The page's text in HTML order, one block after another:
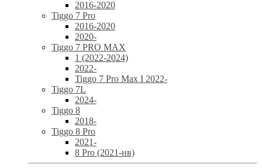
2016-2020
Tiggo 7 Pro
2016-2020
2020-
Tiggo 7 PRO MAX
1 (2022-2024)
2022-
Tiggo 7 Pro Max I 2022-
Tiggo 7L
2024-
Tiggo 8
2018-
Tiggo 8 Pro
2021-
8 Pro (2021-нв)